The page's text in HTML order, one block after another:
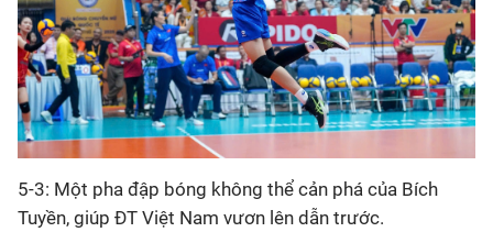
5-3: Một pha đập bóng không thể cản phá của Bích
Tuyền, giúp ĐT Việt Nam vươn lên dẫn trước.